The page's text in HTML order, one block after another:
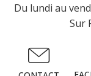
Du lundi au
Sur